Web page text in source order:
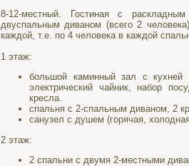
8-12-местный. Гостиная с
двуспальным диваном (всего 2
каждой, т.е. по 4 человека в каждой
1 этаж:
большой каминный зал с кухней
электрический чайник, набор
кресла.
спальня с 2-спальным диваном, 2
санузел с душем (горячая,
2 этаж:
2 спальни с двумя 2-местными